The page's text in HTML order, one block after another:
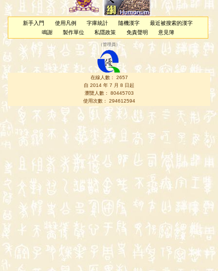
新手入門 使用凡例 字庫統計 隨機漢字
最近被搜索的漢字
鳴謝
製作單位 私隱政策 免責聲明 意見簿
（管理員 ）
在線人數： 2657
自 2014 年 7 月 8 日起
瀏覽人數： 80445703
使用次數： 294612594